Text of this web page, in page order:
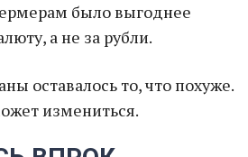
было выгоднее
а не за рубли.
оставалось то, что похуже.
измениться.